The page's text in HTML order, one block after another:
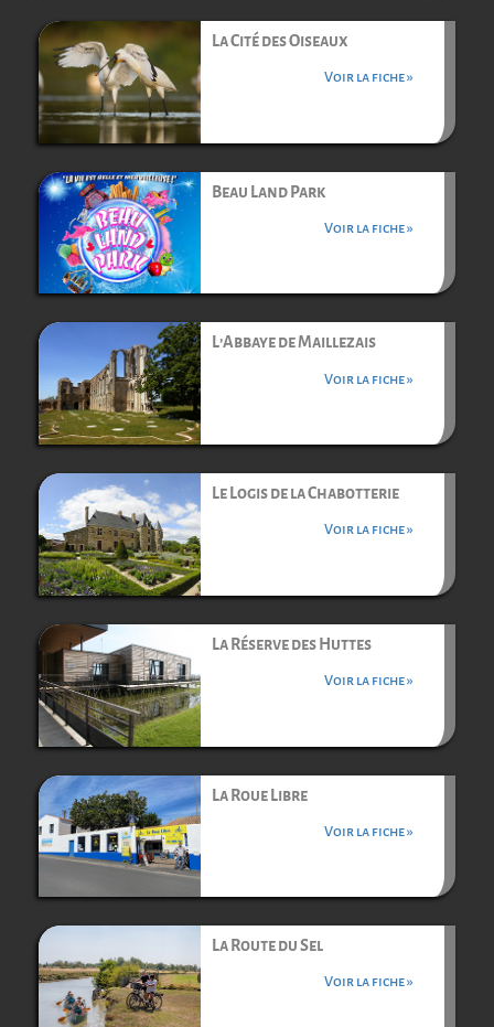
La Cité des Oiseaux
Voir la fiche »
Beau Land Park
Voir la fiche »
L’Abbaye de Maillezais
Voir la fiche »
Le Logis de la Chabotterie
Voir la fiche »
La Réserve des Huttes
Voir la fiche »
La Roue Libre
Voir la fiche »
La Route du Sel
Voir la fiche »